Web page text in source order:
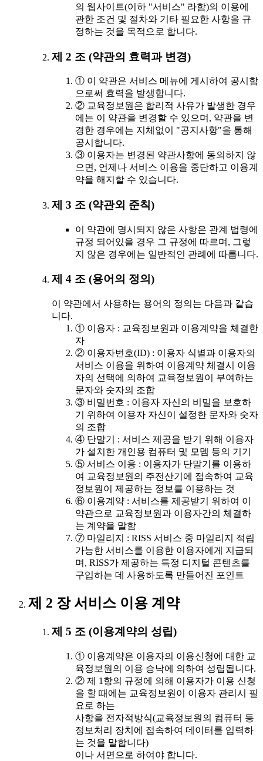
의 웹사이트(이하 "서비스" 라함)의 이용에
관한 조건 및 절차와 기타 필요한 사항을 규
정하는 것을 목적으로 합니다.
제 2 조 (약관의 효력과 변경)
① 이 약관은 서비스 메뉴에 게시하여 공시함
으로써 효력을 발생합니다.
② 교육정보원은 합리적 사유가 발생한 경우
에는 이 약관을 변경할 수 있으며, 약관을 변
경한 경우에는 지체없이 "공지사항"을 통해
공시합니다.
③ 이용자는 변경된 약관사항에 동의하지 않
으면, 언제나 서비스 이용을 중단하고 이용계
약을 해지할 수 있습니다.
제 3 조 (약관외 준칙)
이 약관에 명시되지 않은 사항은 관계 법령에
규정 되어있을 경우 그 규정에 따르며, 그렇
지 않은 경우에는 일반적인 관례에 따릅니다.
제 4 조 (용어의 정의)
이 약관에서 사용하는 용어의 정의는 다음과 같습
니다.
① 이용자 : 교육정보원과 이용계약을 체결한
자
② 이용자번호(ID) : 이용자 식별과 이용자의
서비스 이용을 위하여 이용계약 체결시 이용
자의 선택에 의하여 교육정보원이 부여하는
문자와 숫자의 조합
③ 비밀번호 : 이용자 자신의 비밀을 보호하
기 위하여 이용자 자신이 설정한 문자와 숫자
의 조합
④ 단말기 : 서비스 제공을 받기 위해 이용자
가 설치한 개인용 컴퓨터 및 모뎀 등의 기기
⑤ 서비스 이용 : 이용자가 단말기를 이용하
여 교육정보원의 주전산기에 접속하여 교육
정보원이 제공하는 정보를 이용하는 것
⑥ 이용계약 : 서비스를 제공받기 위하여 이
약관으로 교육정보원과 이용자간의 체결하
는 계약을 말함
⑦ 마일리지 : RISS 서비스 중 마일리지 적립
가능한 서비스를 이용한 이용자에게 지급되
며, RISS가 제공하는 특정 디지털 콘텐츠를
구입하는 데 사용하도록 만들어진 포인트
제 2 장 서비스 이용 계약
제 5 조 (이용계약의 성립)
① 이용계약은 이용자의 이용신청에 대한 교
육정보원의 이용 승낙에 의하여 성립됩니다.
② 제 1항의 규정에 의해 이용자가 이용 신청
을 할 때에는 교육정보원이 이용자 관리시 필
요로 하는
사항을 전자적방식(교육정보원의 컴퓨터 등
정보처리 장치에 접속하여 데이터를 입력하
는 것을 말합니다)
이나 서면으로 하여야 합니다.